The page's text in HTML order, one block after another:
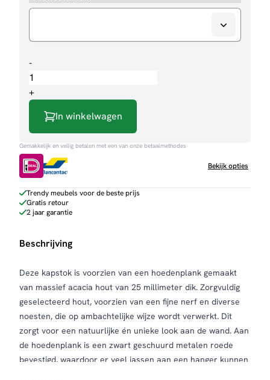
-Kapstok
Marit
aantal
+
In winkelwagen
Gemakkelijk en veilig betalen met een van onze betaalmethodes
Bekijk opties
Trendy meubels voor de beste prijs
Gratis retour
2 jaar garantie
Beschrijving
Deze kapstok is voorzien van een hoedenplank gemaakt
van massief acacia hout van 25 millimeter dik. Zorgvuldig
geselecteerd hout, voorzien van een fijne nerf en diverse
noesten, die op ambachtelijke wijze wordt verwerkt. Dit
zorgt voor een natuurlijke én unieke look aan de wand. Aan
de hoedenplank is een zwart geschuurd metalen roede
bevestigd, waardoor er veel jassen aan een hanger kunnen